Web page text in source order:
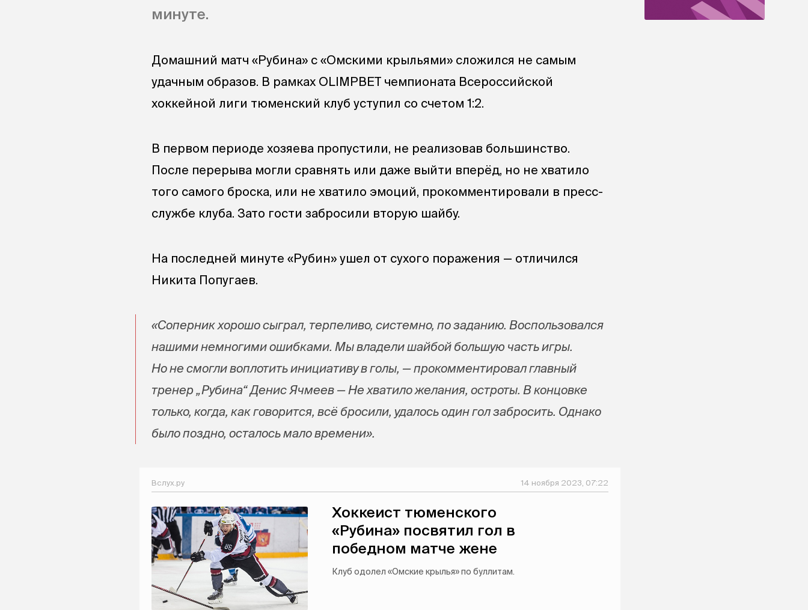
минуте.
Домашний матч «Рубина» с «Омскими крыльями» сложился не самым
удачным образов. В рамках OLIMPBET чемпионата Всероссийской
хоккейной лиги тюменский клуб уступил со счетом 1:2.
В первом периоде хозяева пропустили, не реализовав большинство.
После перерыва могли сравнять или даже выйти вперёд, но не хватило
того самого броска, или не хватило эмоций, прокомментировали в пресс-
службе клуба. Зато гости забросили вторую шайбу.
На последней минуте «Рубин» ушел от сухого поражения — отличился
Никита Попугаев.
«Соперник хорошо сыграл, терпеливо, системно, по заданию. Воспользовался
нашими немногими ошибками. Мы владели шайбой большую часть игры.
Но не смогли воплотить инициативу в голы, — прокомментировал главный
тренер „Рубина“ Денис Ячмеев — Не хватило желания, остроты. В концовке
только, когда, как говорится, всё бросили, удалось один гол забросить. Однако
было поздно, осталось мало времени».
Вслух.ру 14 ноября 2023, 07:22
Хоккеист тюменского
«Рубина» посвятил гол в
победном матче жене
Клуб одолел «Омские крылья» по буллитам.